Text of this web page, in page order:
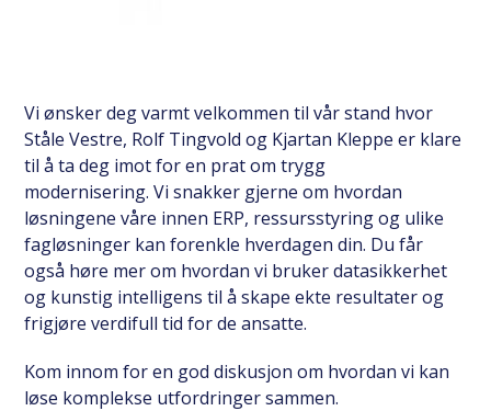
Vi ønsker deg varmt velkommen til vår stand hvor
Ståle Vestre, Rolf Tingvold og Kjartan Kleppe er klare
til å ta deg imot for en prat om trygg
modernisering. Vi snakker gjerne om hvordan
løsningene våre innen ERP, ressursstyring og ulike
fagløsninger kan forenkle hverdagen din. Du får
også høre mer om hvordan vi bruker datasikkerhet
og kunstig intelligens til å skape ekte resultater og
frigjøre verdifull tid for de ansatte.
Kom innom for en god diskusjon om hvordan vi kan
løse komplekse utfordringer sammen.